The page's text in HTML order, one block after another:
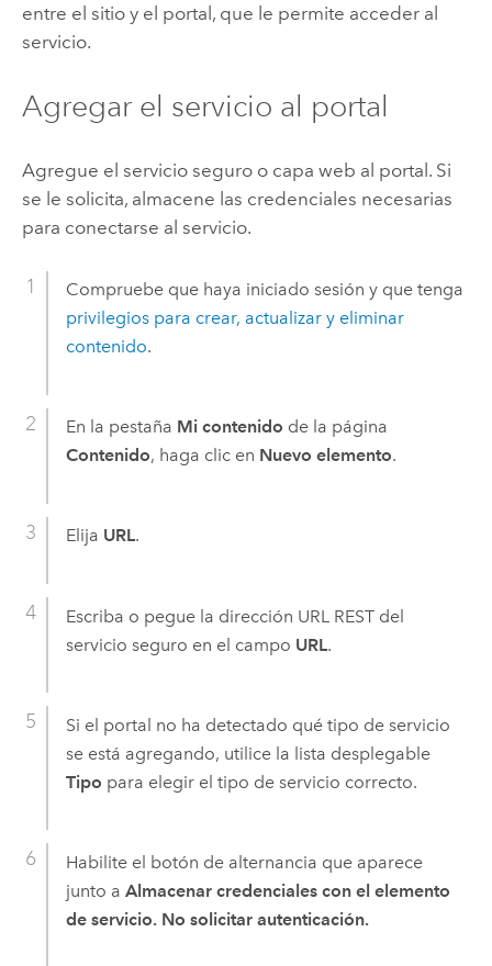
entre el sitio y el portal, que le permite acceder al
servicio.
Agregar el servicio al portal
Agregue el servicio seguro o capa web al portal. Si
se le solicita, almacene las credenciales necesarias
para conectarse al servicio.
Compruebe que haya iniciado sesión y que tenga
privilegios para crear, actualizar y eliminar
contenido.
En la pestaña Mi contenido de la página
Contenido, haga clic en Nuevo elemento.
Elija URL.
Escriba o pegue la dirección URL REST del
servicio seguro en el campo URL.
Si el portal no ha detectado qué tipo de servicio
se está agregando, utilice la lista desplegable
Tipo para elegir el tipo de servicio correcto.
Habilite el botón de alternancia que aparece
junto a Almacenar credenciales con el elemento
de servicio. No solicitar autenticación.